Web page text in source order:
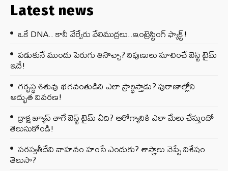
Latest news
ఒకే DNA.. కానీ వేర్వేరు వేలిముద్రలు..ఇంట్రెస్టింగ్ ఫ్యాక్ట్!
పడుకునే ముందు పెరుగు తినొచ్చా? నిపుణులు సూచించే బెస్ట్ టైమ్
ఇదే!
గర్భస్థ శిశువు భగవంతుడిని ఎలా ప్రార్థిస్తాడు? పురాణాల్లోని
అద్భుత వివరణ!
ద్రాక్ష జ్యూస్ తాగే బెస్ట్ టైమ్ ఏది? ఆరోగ్యానికి ఎలా మేలు చేస్తుందో
తెలుసుకోండి!
సరస్వతీదేవి వాహనం హంసే ఎందుకు? శాస్త్రాలు చెప్పే విశేషం
తెలుసా?